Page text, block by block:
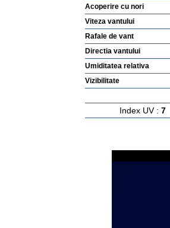
Acoperire cu nori
Viteza vantului
Rafale de vant
Directia vantului
Umiditatea relativa
Vizibilitate
Index UV : 7